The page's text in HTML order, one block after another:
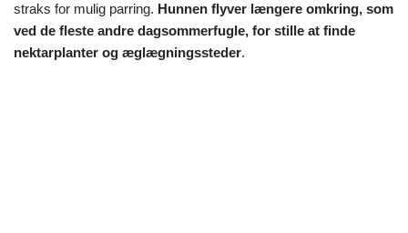
straks for mulig parring. Hunnen flyver længere omkring, som
ved de fleste andre dagsommerfugle, for stille at finde
nektarplanter og æglægningssteder.